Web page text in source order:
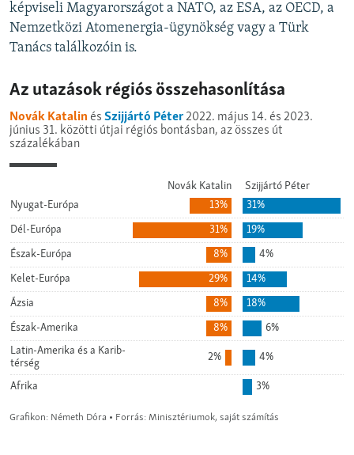
képviseli Magyarországot a NATO, az ESA, az OECD, a
Nemzetközi Atomenergia-ügynökség vagy a Türk
Tanács találkozóin is.